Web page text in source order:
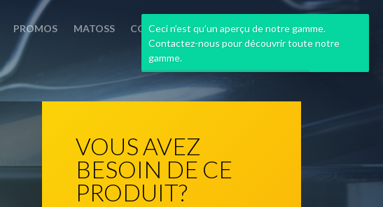
PROMOS MATOSS CONTACT
VOUS AVEZ
BESOIN DE CE
PRODUIT?
Ceci n’est qu’un aperçu de notre gamme.
Contactez-nous pour découvrir toute notre
gamme.